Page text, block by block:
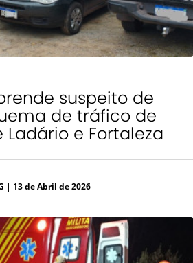
suspeito de
de tráfico de
e Fortaleza
| 13 de Abril de 2026